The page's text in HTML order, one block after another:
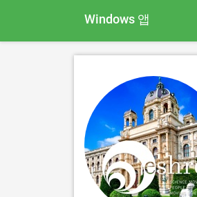
Windows 앱